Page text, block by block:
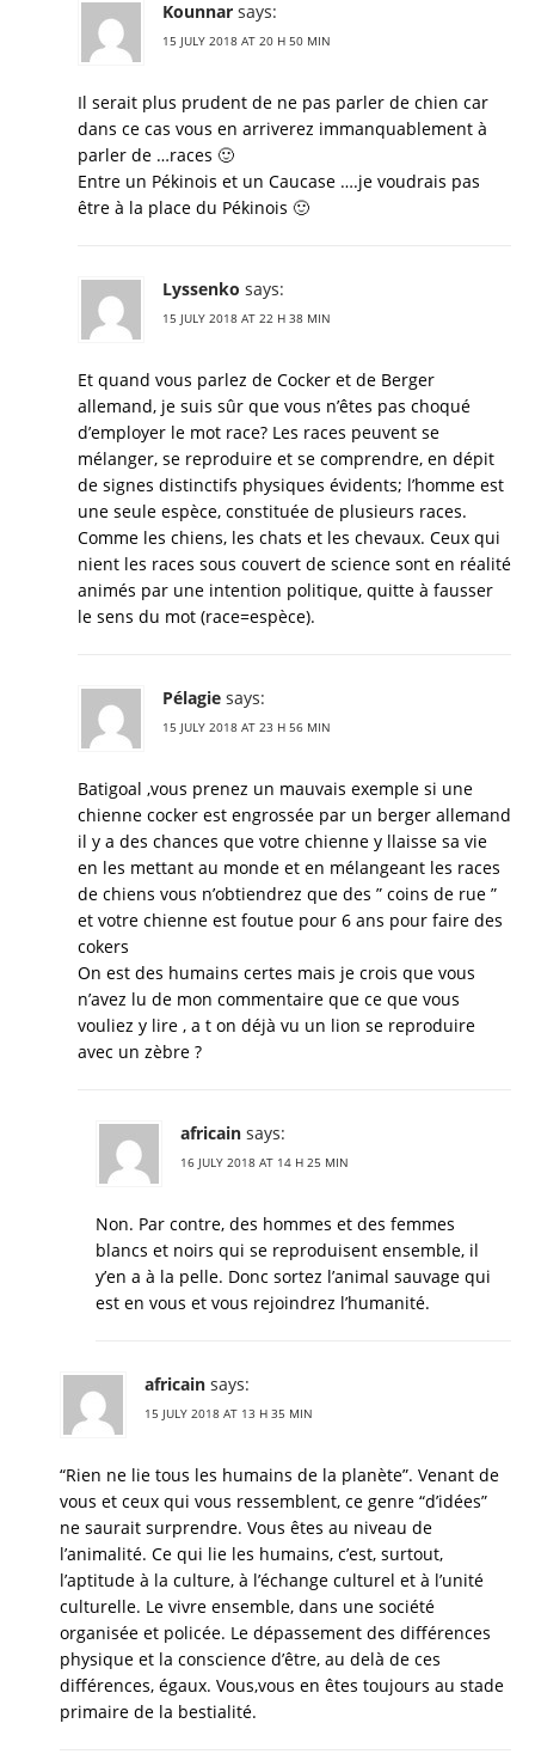
Kounnar says:
15 JULY 2018 AT 20 H 50 MIN
Il serait plus prudent de ne pas parler de chien car
dans ce cas vous en arriverez immanquablement à
parler de …races 🙂
Entre un Pékinois et un Caucase ….je voudrais pas
être à la place du Pékinois 🙂
Lyssenko says:
15 JULY 2018 AT 22 H 38 MIN
Et quand vous parlez de Cocker et de Berger
allemand, je suis sûr que vous n’êtes pas choqué
d’employer le mot race? Les races peuvent se
mélanger, se reproduire et se comprendre, en dépit
de signes distinctifs physiques évidents; l’homme est
une seule espèce, constituée de plusieurs races.
Comme les chiens, les chats et les chevaux. Ceux qui
nient les races sous couvert de science sont en réalité
animés par une intention politique, quitte à fausser
le sens du mot (race=espèce).
Pélagie says:
15 JULY 2018 AT 23 H 56 MIN
Batigoal ,vous prenez un mauvais exemple si une
chienne cocker est engrossée par un berger allemand
il y a des chances que votre chienne y llaisse sa vie
en les mettant au monde et en mélangeant les races
de chiens vous n’obtiendrez que des ” coins de rue ”
et votre chienne est foutue pour 6 ans pour faire des
cokers
On est des humains certes mais je crois que vous
n’avez lu de mon commentaire que ce que vous
vouliez y lire , a t on déjà vu un lion se reproduire
avec un zèbre ?
africain says:
16 JULY 2018 AT 14 H 25 MIN
Non. Par contre, des hommes et des femmes
blancs et noirs qui se reproduisent ensemble, il
y’en a à la pelle. Donc sortez l’animal sauvage qui
est en vous et vous rejoindrez l’humanité.
africain says:
15 JULY 2018 AT 13 H 35 MIN
“Rien ne lie tous les humains de la planète”. Venant de
vous et ceux qui vous ressemblent, ce genre “d’idées”
ne saurait surprendre. Vous êtes au niveau de
l’animalité. Ce qui lie les humains, c’est, surtout,
l’aptitude à la culture, à l’échange culturel et à l’unité
culturelle. Le vivre ensemble, dans une société
organisée et policée. Le dépassement des différences
physique et la conscience d’être, au delà de ces
différences, égaux. Vous,vous en êtes toujours au stade
primaire de la bestialité.